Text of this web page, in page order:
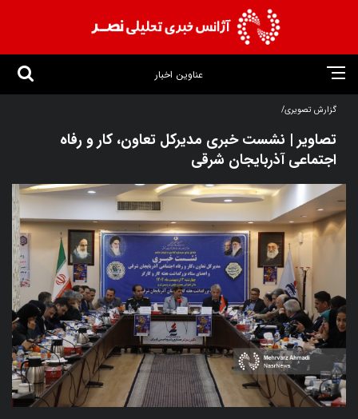
عناوین اخبار
گزارش تصویری/
تصاویر | نشست خبری مدیرکل تعاون، کار و رفاه
اجتماعی آذربایجان شرقی